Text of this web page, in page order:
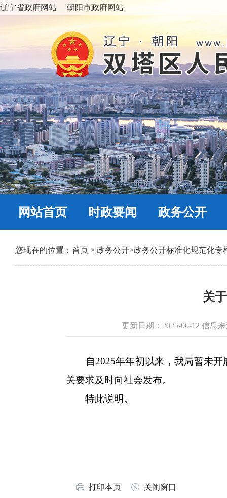
辽宁省政府网站 朝阳市政府网站
网站首页 时政要闻 政务公开
您现在的位置： 首页 > 政务公开>政务公开标准化规范化专
关
更新日期：2025-06-12 信息
自2025年年初以来，我局暂未开
关要求及时向社会发布。
特此说明。
打印本页 关闭窗口